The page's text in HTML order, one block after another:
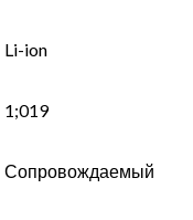
Li-ion
1;019
Сопровождаемый